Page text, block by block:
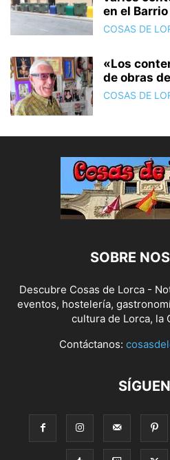
en el Barrio
COSAS DE
«Los
de obras
COSAS DE
SOBRE
Descubre Cosas de Lorca -
eventos, hostelería,
cultura de Lorca, la
Contáctanos: